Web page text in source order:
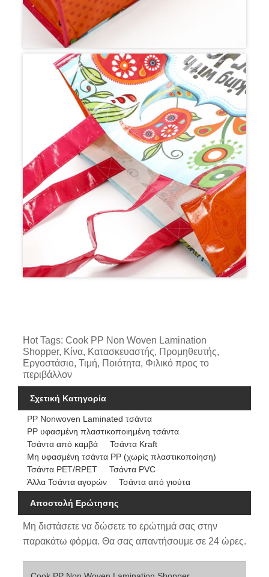
Hot Tags: Cook PP Non Woven Lamination
Shopper, Κίνα, Κατασκευαστής, Προμηθευτής,
Εργοστάσιο, Τιμή, Ποιότητα, Φιλικό προς το
περιβάλλον
Σχετική Κατηγορία
PP Nonwoven Laminated τσάντα
PP υφασμένη πλαστικοποιημένη τσάντα
Τσάντα από καμβά
Τσάντα Kraft
Μη υφασμένη τσάντα PP (χωρίς πλαστικοποίηση)
Τσάντα PET/RPET
Τσάντα PVC
Άλλα Τσάντα αγορών
Τσάντα από γιούτα
Αποστολή Ερώτησης
Μη διστάσετε να δώσετε το ερώτημά σας στην
παρακάτω φόρμα. Θα σας απαντήσουμε σε 24 ώρες.